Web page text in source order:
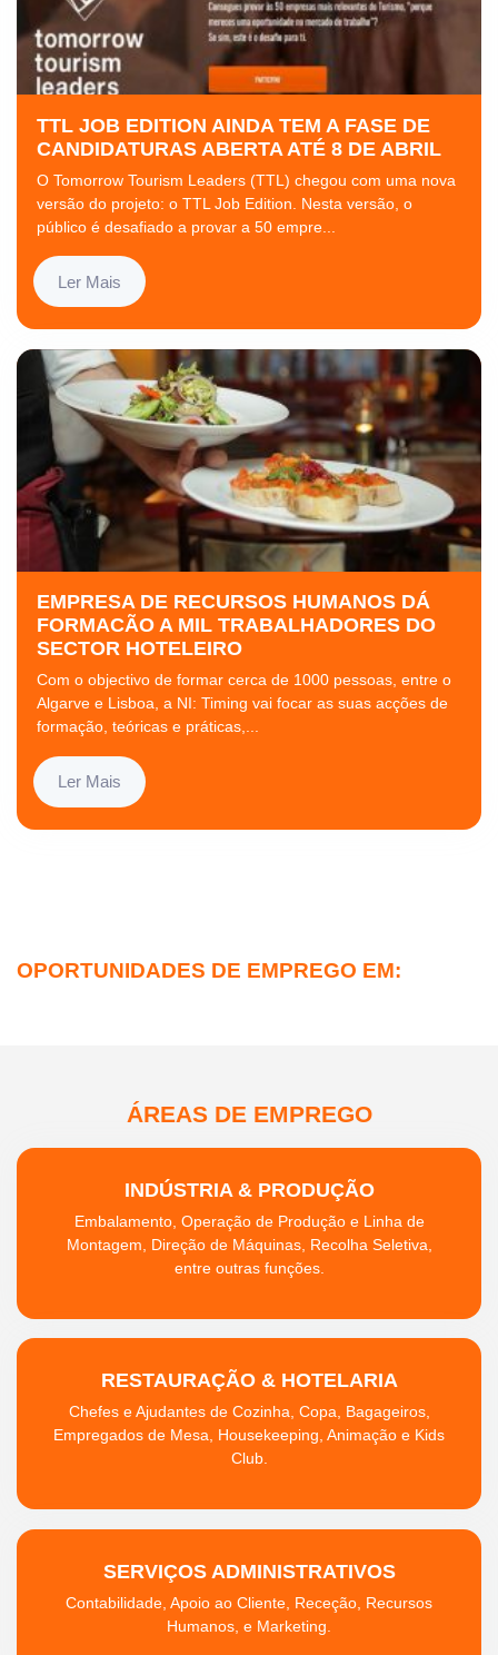
TTL JOB EDITION AINDA TEM A FASE DE
CANDIDATURAS ABERTA ATÉ 8 DE ABRIL
O Tomorrow Tourism Leaders (TTL) chegou com uma nova
versão do projeto: o TTL Job Edition. Nesta versão, o
público é desafiado a provar a 50 empre...
Ler Mais
EMPRESA DE RECURSOS HUMANOS DÁ
FORMACÃO A MIL TRABALHADORES DO
SECTOR HOTELEIRO
Com o objectivo de formar cerca de 1000 pessoas, entre o
Algarve e Lisboa, a NI: Timing vai focar as suas acções de
formação, teóricas e práticas,...
Ler Mais
OPORTUNIDADES DE EMPREGO EM:
ÁREAS DE EMPREGO
INDÚSTRIA & PRODUÇÃO
Embalamento, Operação de Produção e Linha de
Montagem, Direção de Máquinas, Recolha Seletiva,
entre outras funções.
RESTAURAÇÃO & HOTELARIA
Chefes e Ajudantes de Cozinha, Copa, Bagageiros,
Empregados de Mesa, Housekeeping, Animação e Kids
Club.
SERVIÇOS ADMINISTRATIVOS
Contabilidade, Apoio ao Cliente, Receção, Recursos
Humanos, e Marketing.